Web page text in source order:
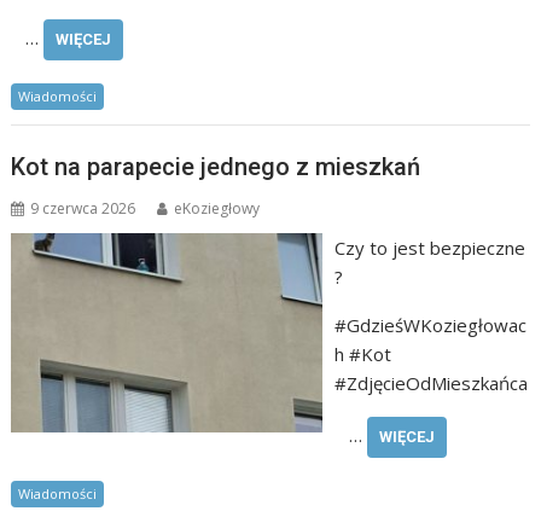
… WIĘCEJ
Wiadomości
Kot na parapecie jednego z mieszkań
9 czerwca 2026 eKoziegłowy
Czy to jest bezpieczne
?
#GdzieśWKoziegłowac
h #Kot
#ZdjęcieOdMieszkańca
… WIĘCEJ
Wiadomości